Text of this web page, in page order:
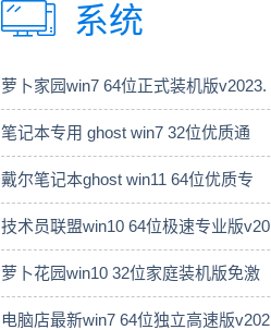
系统
萝卜家园win7 64位正式装机版v2023.
笔记本专用 ghost win7 32位优质通
戴尔笔记本ghost win11 64位优质专
技术员联盟win10 64位极速专业版v20
萝卜花园win10 32位家庭装机版免激
电脑店最新win7 64位独立高速版v202